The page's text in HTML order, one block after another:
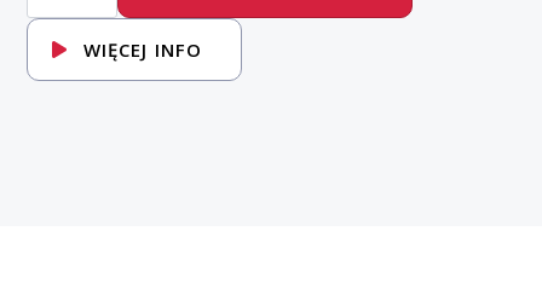
Hat
OpenShift
Virtualization
Administration
WIĘCEJ INFO